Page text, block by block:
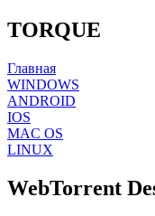
TORQUE
Главная
WINDOWS
ANDROID
IOS
MAC OS
LINUX
WebTorrent